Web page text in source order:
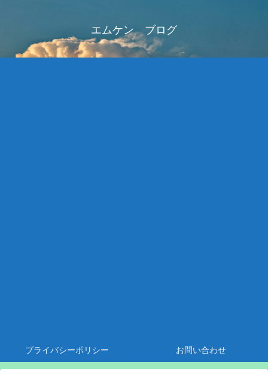
エムケン ブログ
プライバシーポリシー お問い合わせ